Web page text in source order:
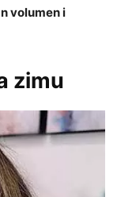
volumen i
zimu